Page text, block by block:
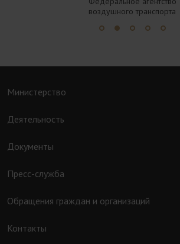
воздушного транспорта
Министерство
Деятельность
Документы
Пресс-служба
Обращения граждан и организаций
Контакты